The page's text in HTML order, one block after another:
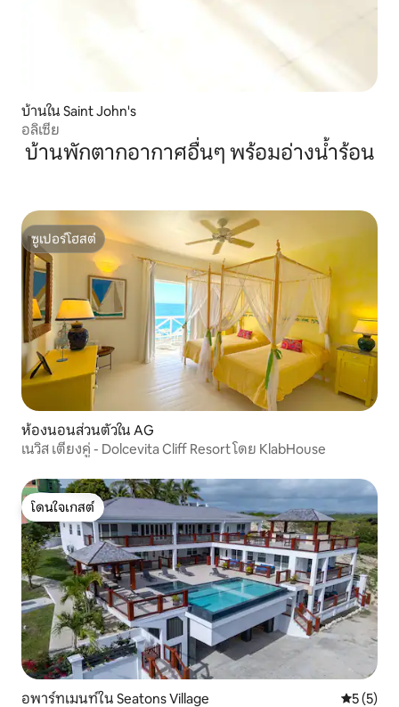
บ้านใน Saint John's
อลิเซีย
บ้านพักตากอากาศอื่นๆ พร้อมอ่างน้ำร้อน
ซูเปอร์โฮสต์
ซูเปอร์โฮสต์
ห้องนอนส่วนตัวใน AG
เนวิส เตียงคู่ - Dolcevita Cliff Resort โดย KlabHouse
โดนใจเกสต์
โดนใจเกสต์
อพาร์ทเมนท์ใน Seatons Village คะแนนเฉ
5 (5)